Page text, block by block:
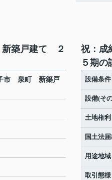
築戸建て ２
市 泉町 新築戸
祝：
５期の
設備条件
設備(そ
土地権利
国土法届
用途地域
取引態様